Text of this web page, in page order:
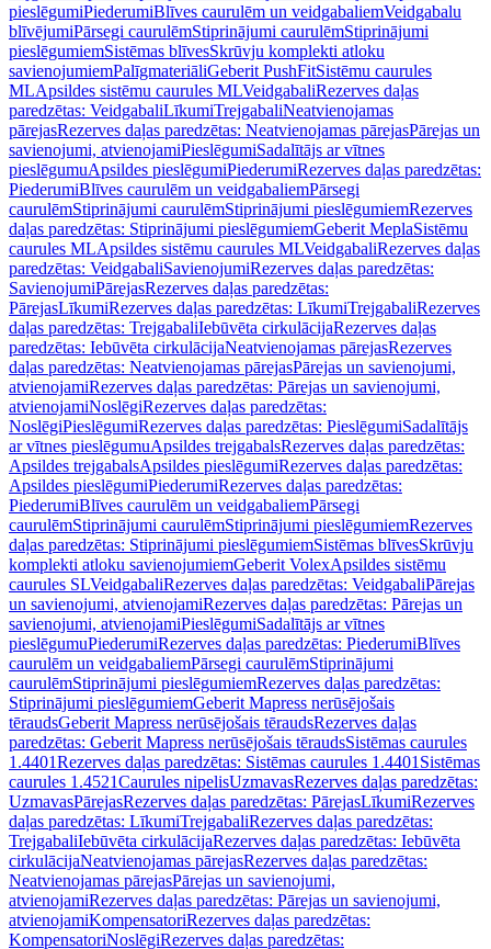
pieslēgumiPiederumiBlīves caurulēm un veidgabaliemVeidgabalu
blīvējumiPārsegi caurulēmStiprinājumi caurulēmStiprinājumi
pieslēgumiemSistēmas blīvesSkrūvju komplekti atloku
savienojumiemPalīgmateriāliGeberit PushFitSistēmu caurules
MLApsildes sistēmu caurules MLVeidgabaliRezerves daļas
paredzētas: VeidgabaliLīkumiTrejgabaliNeatvienojamas
pārejasRezerves daļas paredzētas: Neatvienojamas pārejasPārejas un
savienojumi, atvienojamiPieslēgumiSadalītājs ar vītnes
pieslēgumuApsildes pieslēgumiPiederumiRezerves daļas paredzētas:
PiederumiBlīves caurulēm un veidgabaliemPārsegi
caurulēmStiprinājumi caurulēmStiprinājumi pieslēgumiemRezerves
daļas paredzētas: Stiprinājumi pieslēgumiemGeberit MeplaSistēmu
caurules MLApsildes sistēmu caurules MLVeidgabaliRezerves daļas
paredzētas: VeidgabaliSavienojumiRezerves daļas paredzētas:
SavienojumiPārejasRezerves daļas paredzētas:
PārejasLīkumiRezerves daļas paredzētas: LīkumiTrejgabaliRezerves
daļas paredzētas: TrejgabaliIebūvēta cirkulācijaRezerves daļas
paredzētas: Iebūvēta cirkulācijaNeatvienojamas pārejasRezerves
daļas paredzētas: Neatvienojamas pārejasPārejas un savienojumi,
atvienojamiRezerves daļas paredzētas: Pārejas un savienojumi,
atvienojamiNoslēgiRezerves daļas paredzētas:
NoslēgiPieslēgumiRezerves daļas paredzētas: PieslēgumiSadalītājs
ar vītnes pieslēgumuApsildes trejgabalsRezerves daļas paredzētas:
Apsildes trejgabalsApsildes pieslēgumiRezerves daļas paredzētas:
Apsildes pieslēgumiPiederumiRezerves daļas paredzētas:
PiederumiBlīves caurulēm un veidgabaliemPārsegi
caurulēmStiprinājumi caurulēmStiprinājumi pieslēgumiemRezerves
daļas paredzētas: Stiprinājumi pieslēgumiemSistēmas blīvesSkrūvju
komplekti atloku savienojumiemGeberit VolexApsildes sistēmu
caurules SLVeidgabaliRezerves daļas paredzētas: VeidgabaliPārejas
un savienojumi, atvienojamiRezerves daļas paredzētas: Pārejas un
savienojumi, atvienojamiPieslēgumiSadalītājs ar vītnes
pieslēgumuPiederumiRezerves daļas paredzētas: PiederumiBlīves
caurulēm un veidgabaliemPārsegi caurulēmStiprinājumi
caurulēmStiprinājumi pieslēgumiemRezerves daļas paredzētas:
Stiprinājumi pieslēgumiemGeberit Mapress nerūsējošais
tēraudsGeberit Mapress nerūsējošais tēraudsRezerves daļas
paredzētas: Geberit Mapress nerūsējošais tēraudsSistēmas caurules
1.4401Rezerves daļas paredzētas: Sistēmas caurules 1.4401 Sistēmas
caurules 1.4521Caurules nipelisUzmavasRezerves daļas paredzētas:
UzmavasPārejasRezerves daļas paredzētas: PārejasLīkumiRezerves
daļas paredzētas: LīkumiTrejgabaliRezerves daļas paredzētas:
TrejgabaliIebūvēta cirkulācijaRezerves daļas paredzētas: Iebūvēta
cirkulācijaNeatvienojamas pārejasRezerves daļas paredzētas:
Neatvienojamas pārejasPārejas un savienojumi,
atvienojamiRezerves daļas paredzētas: Pārejas un savienojumi,
atvienojamiKompensatoriRezerves daļas paredzētas:
KompensatoriNoslēgiRezerves daļas paredzētas: